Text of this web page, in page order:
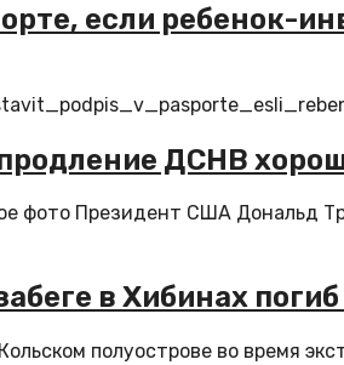
если ребенок-
ДСНВ
фото Президент США Дональд
в Хибинах
полуострове во время